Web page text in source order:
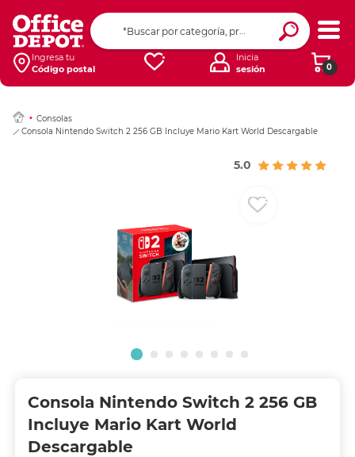
Ingresa tu
Código postal
0
Inicia
sesión
Consolas
Consola Nintendo Switch 2 256 GB Incluye Mario Kart World Descargable
5.0
Consola Nintendo Switch 2 256 GB
Incluye Mario Kart World
Descargable
Ingresar Codigo